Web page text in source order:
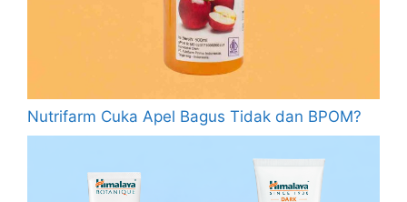
Nutrifarm Cuka Apel Bagus Tidak dan BPOM?